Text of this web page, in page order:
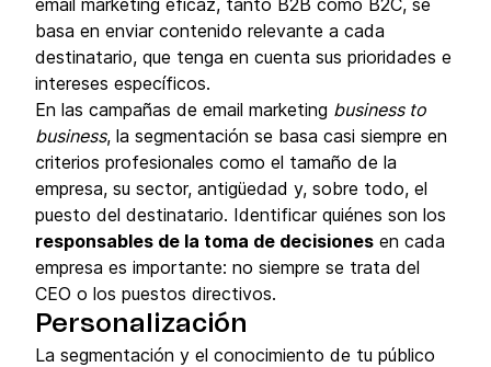
email marketing eficaz, tanto B2B como B2C, se
basa en enviar contenido relevante a cada
destinatario, que tenga en cuenta sus prioridades e
intereses específicos.
En las campañas de email marketing business to
business, la segmentación se basa casi siempre en
criterios profesionales como el tamaño de la
empresa, su sector, antigüedad y, sobre todo, el
puesto del destinatario. Identificar quiénes son los
responsables de la toma de decisiones en cada
empresa es importante: no siempre se trata del
CEO o los puestos directivos.
Personalización
La segmentación y el conocimiento de tu público